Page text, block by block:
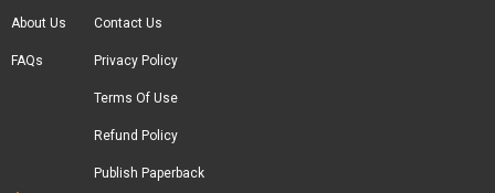
About Us
FAQs
Contact Us
Privacy Policy
Terms Of Use
Refund Policy
Publish Paperback